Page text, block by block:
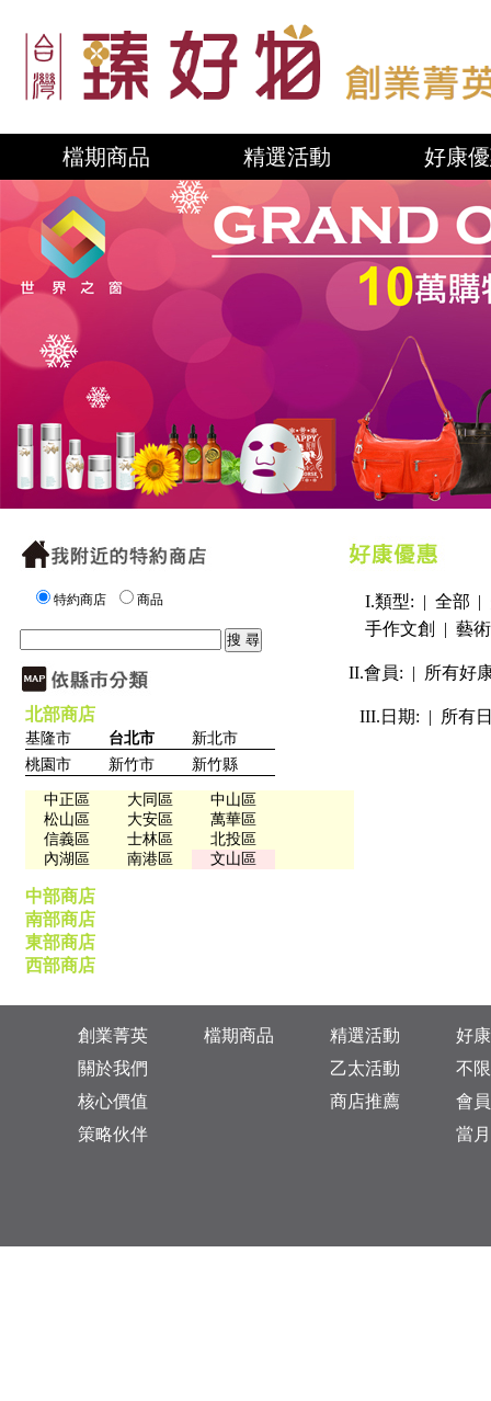
檔期商品 精選活動 好康
特約商店 商品
北部商店
基隆市 台北市
新北市
桃園市
新竹市 新竹縣
中正區 大同區
中山區
松山區
大安區
萬華區
信義區
士林區
北投區
內湖區
南港區 文山區
中部商店
南部商店
東部商店
西部商店
I.類型: | 全部 |
手作文創
| 藝
II.會員: | 所有好
III.日期: | 所有
創業菁英
關於我們
核心價值
策略伙伴
檔期商品
精選活動
乙太活動
商店推薦
好
不
會
當